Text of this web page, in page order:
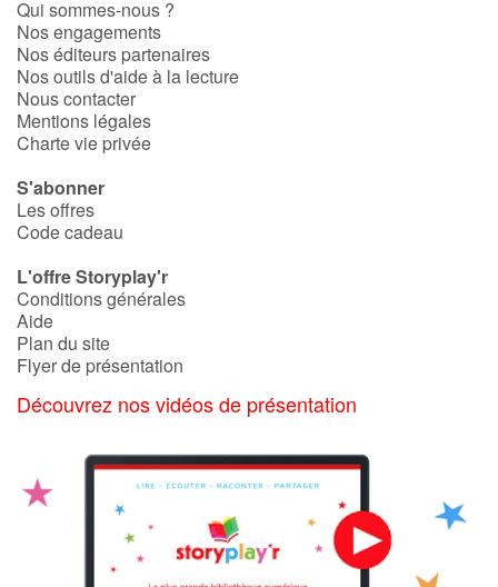
Catalogue anglais
Contraste +
Aide
Famille
Écoles
Vidéos & Tutoriaux
Qui sommes-nous ?
Nos engagements
Nos éditeurs partenaires
Nos outils d'aide à la lecture
Nous contacter
Mentions légales
Charte vie privée
S'abonner
Les offres
Code cadeau
L'offre Storyplay'r
Conditions générales
Aide
Plan du site
Flyer de présentation
Découvrez nos vidéos de présentation